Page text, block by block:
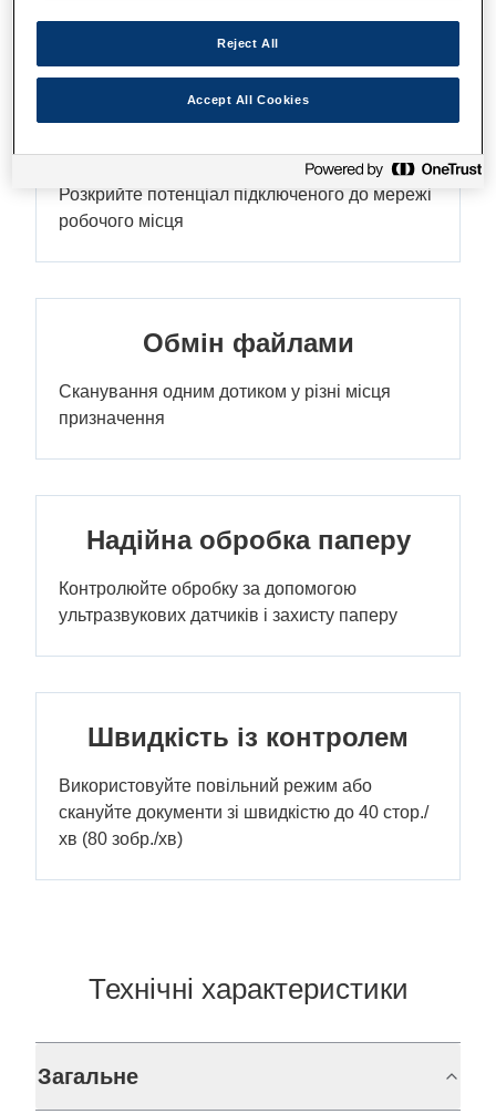
Функції
Автономне мережеве
Розкрийте потенціал підключеного до мережі
робочого місця
Обмін файлами
Сканування одним дотиком у різні місця
призначення
Надійна обробка паперу
Контролюйте обробку за допомогою
ультразвукових датчиків і захисту паперу
Швидкість із контролем
Використовуйте повільний режим або
скануйте документи зі швидкістю до 40 стор./
хв (80 зобр./хв)
Технічні характеристики
Загальне
Reject All
Accept All Cookies